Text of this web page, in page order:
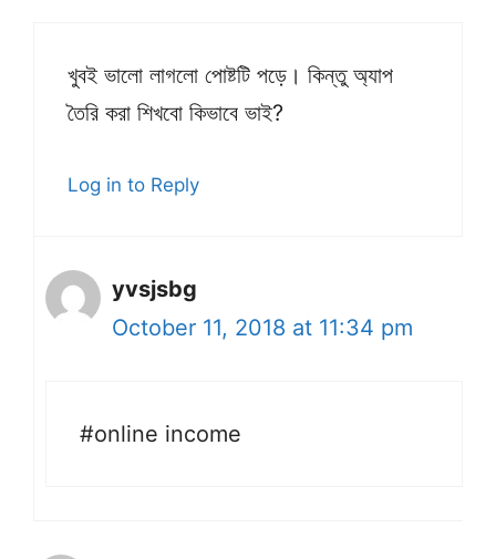
খুবই ভালো লাগলো পোষ্টটি পড়ে। কিন্তু অ্যাপ
তৈরি করা শিখবো কিভাবে ভাই?
Log in to Reply
yvsjsbg
October 11, 2018 at 11:34 pm
#online income